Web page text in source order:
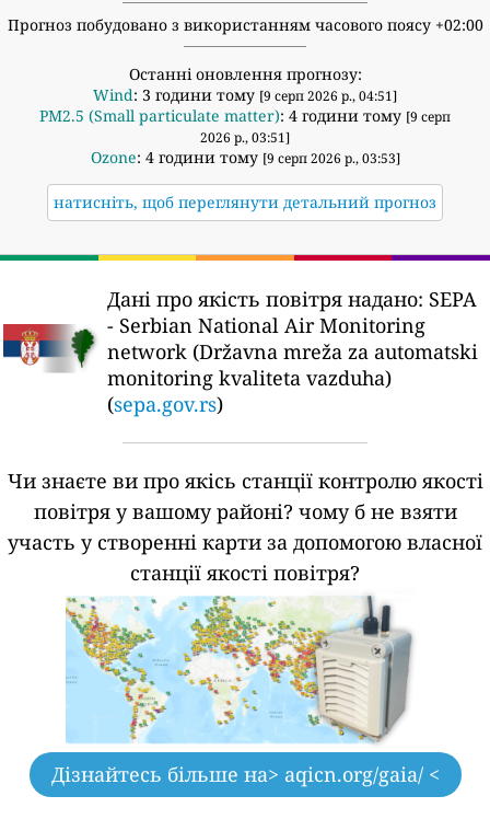
Прогноз побудовано з використанням часового поясу +02:00
Останні оновлення прогнозу:
Wind: 3 години тому [9 серп 2026 р., 04:51]
PM2.5 (Small particulate matter): 4 години тому [9 серп
2026 р., 03:51]
Ozone: 4 години тому [9 серп 2026 р., 03:53]
натисніть, щоб переглянути детальний прогноз
Дані про якість повітря надано: SEPA
- Serbian National Air Monitoring
network (Državna mreža za automatski
monitoring kvaliteta vazduha)
(sepa.gov.rs)
Чи знаєте ви про якісь станції контролю якості
повітря у вашому районі? чому б не взяти
участь у створенні карти за допомогою власної
станції якості повітря?
Дізнайтесь більше на> aqicn.org/gaia/ <